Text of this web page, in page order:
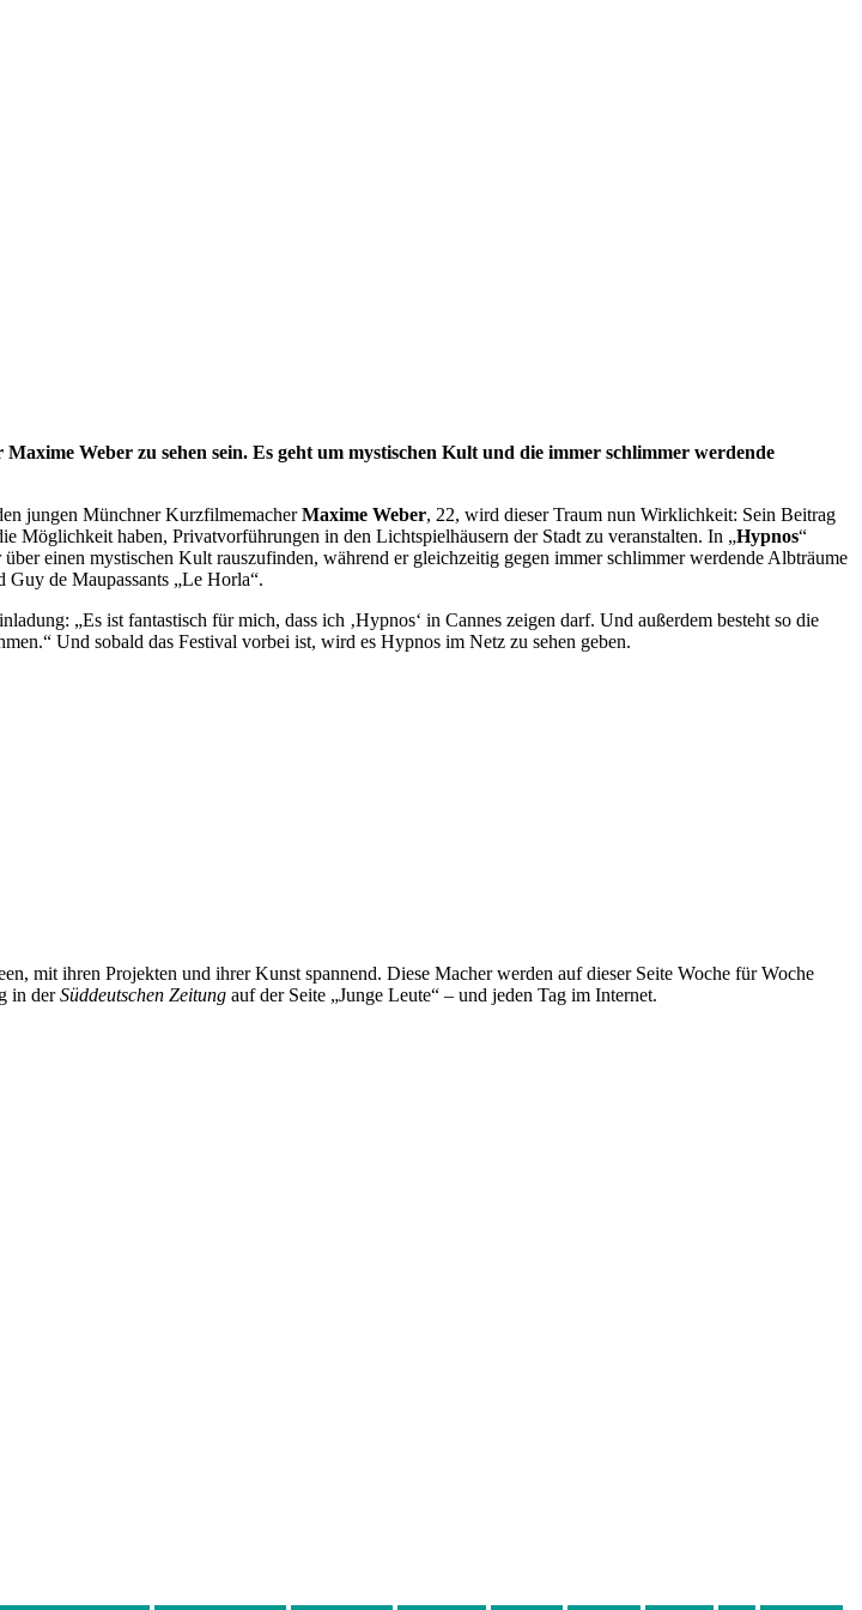
Weber zu sehen sein. Es geht um mystischen Kult und die immer schlimmer werdende
jungen Münchner KurzfilmemacherMaxime Weber, 22, wird dieser Traum nun Wirklichkeit: Sein Beitrag
Möglichkeit haben, Privatvorführungen in den Lichtspielhäusern der Stadt zu veranstalten. In „Hypnos“
einen mystischen Kult rauszufinden, während er gleichzeitig gegen immer schlimmer werdende Albträume
de Maupassants „Le Horla“.
„Es ist fantastisch für mich, dass ich ‚Hypnos‘ in Cannes zeigen darf. Und außerdem besteht so die
Und sobald das Festival vorbei ist, wird es Hypnos im Netz zu sehen geben.
mit ihren Projekten und ihrer Kunst spannend. Diese Macher werden auf dieser Seite Woche für Woche
in derSüddeutschen Zeitung auf der Seite „Junge Leute“ – und jeden Tag im Internet.